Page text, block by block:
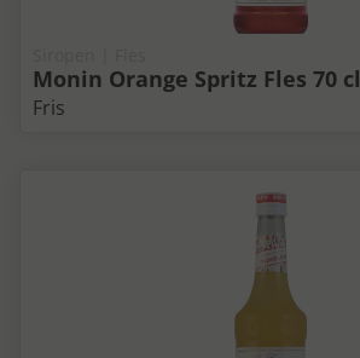
Monin Orange Spritz Fles 70 cl
Fris